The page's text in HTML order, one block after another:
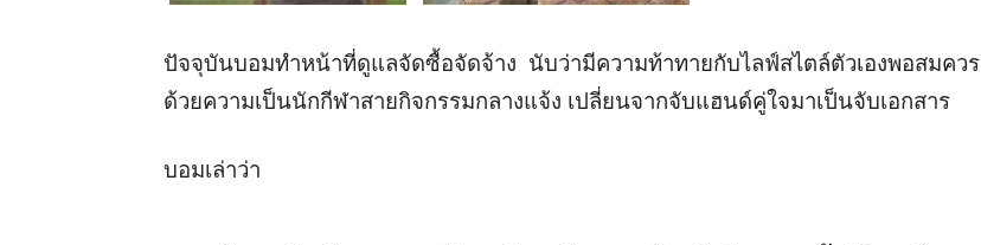
ปัจจุบันบอมทำหน้าที่ดูแลจัดซื้อจัดจ้าง นับว่ามีความท้าทายกับไลฟ์สไตล์ตัวเองพอสมควร
ด้วยความเป็นนักกีฬาสายกิจกรรมกลางแจ้ง เปลี่ยนจากจับแฮนด์คู่ใจมาเป็นจับเอกสาร
บอมเล่าว่า